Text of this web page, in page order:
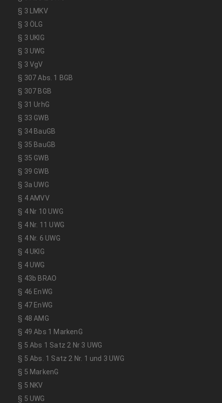
§ 3 LMKV
§ 3 ÖLG
§ 3 UKlG
§ 3 UWG
§ 3 VgV
§ 307 Abs. 1 BGB
§ 307 BGB
§ 31 UrhG
§ 33 GWB
§ 34 BauGB
§ 35 BauGB
§ 35 GWB
§ 39 GWB
§ 3a UWG
§ 4 AMVV
§ 4 Nr 10 UWG
§ 4 Nr. 11 UWG
§ 4 Nr. 6 UWG
§ 4 UKlG
§ 4 UWG
§ 43b BRAO
§ 46 EnWG
§ 47 EnWG
§ 48 AMG
§ 49 Abs 1 MarkenG
§ 5 Abs 1 Satz 2 Nr 3 UWG
§ 5 Abs. 1 Satz 2 Nr. 1 und 3 UWG
§ 5 MarkenG
§ 5 NKV
§ 5 UWG